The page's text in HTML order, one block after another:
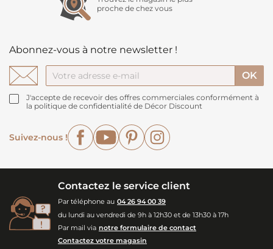
proche de chez vous
Abonnez-vous à notre newsletter !
J'accepte de recevoir des offres commerciales conformément à
la politique de confidentialité de Décor Discount
Suivez-nous !
FacebookYouTubePinterest
Contactez le service client
Par téléphone au 04 26 94 00 39
du lundi au vendredi de 9h à 12h30 et de 13h30 à 17h
Par mail via notre formulaire de contact
Contactez votre magasin